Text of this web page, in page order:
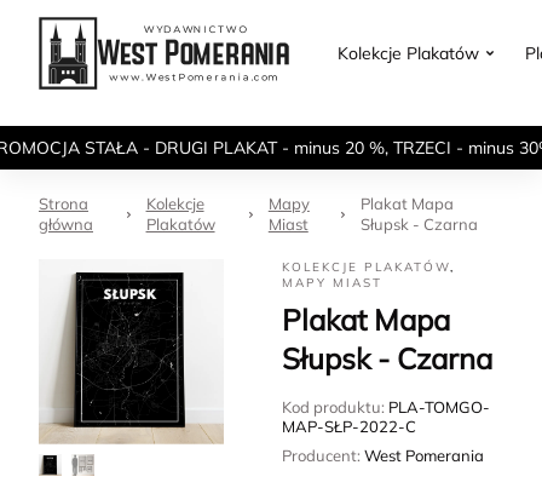
Kolekcje Plakatów
STAŁA - DRUGI PLAKAT - minus 20 %, TRZECI - minus
Strona
główna
Kolekcje
Plakatów
Mapy
Miast
Plakat Mapa
Słupsk - Czarna
KOLEKCJE PLAKATÓW,
MAPY MIAST
Plakat Mapa
Słupsk - Czarna
Kod produktu: PLA-TOMGO-
MAP-SŁP-2022-C
Producent: West Pomerania